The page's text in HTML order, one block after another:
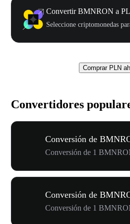
Convertir BMNRON a
Seleccione criptomonedas
Comprar PLN
Convertidores
Conversión de
Conversión de 1
Conversión de
Conversión de 1